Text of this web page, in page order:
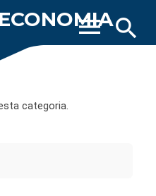
search
menu
categoria.